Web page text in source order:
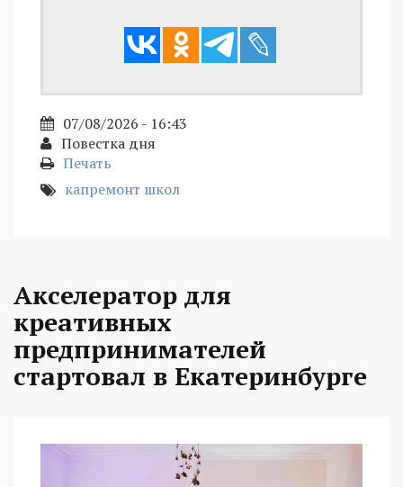
07/08/2026 - 16:43
Повестка дня
Печать
капремонт школ
Акселератор для
креативных
предпринимателей
стартовал в Екатеринбурге